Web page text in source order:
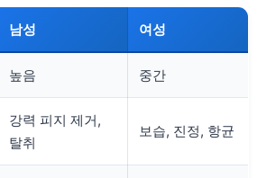
남성 여성
높음 중간
강력 피지 제거,
탈취
보습, 진정, 항균